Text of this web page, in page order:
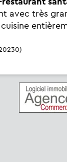
avec très